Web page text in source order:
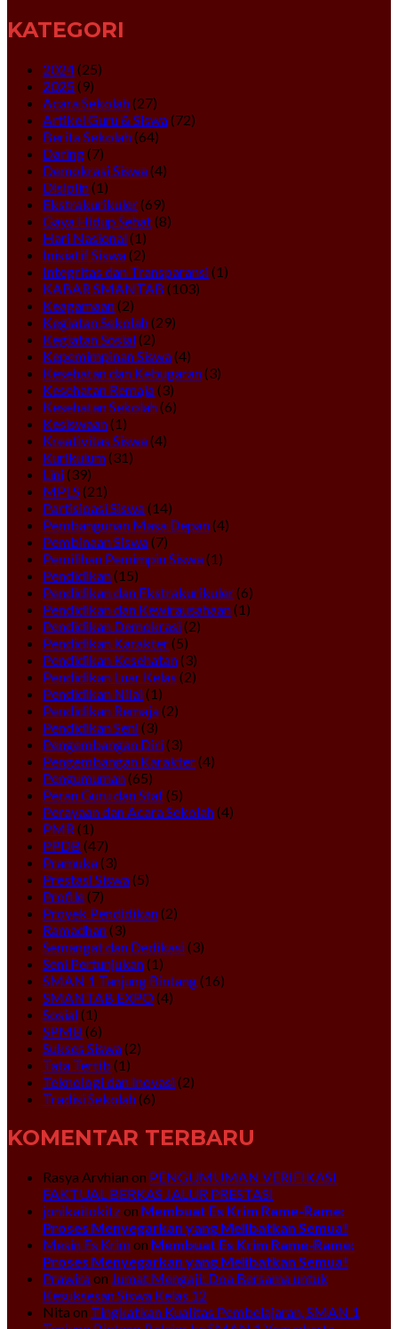
KATEGORI
2024(25)
2025(9)
Acara Sekolah(27)
Artikel Guru & Siswa(72)
Berita Sekolah(64)
Daring(7)
Demokrasi Siswa(4)
Disiplin(1)
Ekstrakurikuler(69)
Gaya Hidup Sehat(8)
Hari Nasional(1)
Inisiatif Siswa(2)
Integritas dan Transparansi(1)
KABAR SMANTAB (103)
Keagamaan(2)
Kegiatan Sekolah(29)
Kegiatan Sosial(2)
Kepemimpinan Siswa(4)
Kesehatan dan Kebugaran(3)
Kesehatan Remaja(3)
Kesehatan Sekolah(6)
Kesiswaan(1)
Kreativitas Siswa(4)
Kurikulum(31)
Lini(39)
MPLS (21)
Partisipasi Siswa(14)
Pembangunan Masa Depan(4)
Pembinaan Siswa(7)
Pemilihan Pemimpin Siswa(1)
Pendidikan(15)
Pendidikan dan Ekstrakurikuler(6)
Pendidikan dan Kewirausahaan(1)
Pendidikan Demokrasi(2)
Pendidikan Karakter(5)
Pendidikan Kesehatan(3)
Pendidikan Luar Kelas (2)
Pendidikan Nilai(1)
Pendidikan Remaja(2)
Pendidikan Seni(3)
Pengembangan Diri(3)
Pengembangan Karakter(4)
Pengumuman(65)
Peran Guru dan Staf(5)
Perayaan dan Acara Sekolah(4)
PMR (1)
PPDB (47)
Pramuka(3)
Prestasi Siswa(5)
Profile(7)
Proyek Pendidikan(2)
Ramadhan(3)
Semangat dan Dedikasi(3)
Seni Pertunjukan(1)
SMAN 1 Tanjung Bintang(16)
SMANTAB EXPO(4)
Sosial(1)
SPMB (6)
Sukses Siswa(2)
Tata Tertib (1)
Teknologi dan Inovasi(2)
Tradisi Sekolah(6)
KOMENTAR TERBARU
Rasya Arvhian on PENGUMUMAN VERIFIKASI
FAKTUAL BERKAS JALUR PRESTASI
jonikaitokitzon Membuat Es Krim Rame-Rame:
Proses Menyegarkan yang Melibatkan Semua!
Mesin Es Krimon Membuat Es Krim Rame-Rame:
Proses Menyegarkan yang Melibatkan Semua!
Prawiraon Jumat Mengaji: Doa Bersama untuk
Kesuksesan Siswa Kelas 12
Nita on Tingkatkan Kualitas Pembelajaran, SMAN 1